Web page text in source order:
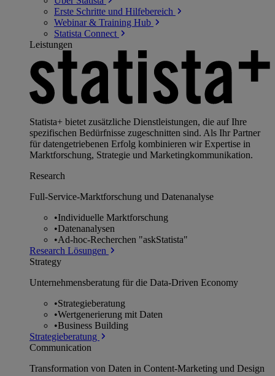
Erste Schritte und Hilfebereich
Webinar & Training Hub
Statista Connect
Leistungen
Statista+ bietet zusätzliche Dienstleistungen, die auf Ihre
spezifischen Bedürfnisse zugeschnitten sind. Als Ihr Partner
für datengetriebenen Erfolg kombinieren wir Expertise in
Marktforschung, Strategie und Marketingkommunikation.
Research
Full-Service-Marktforschung und Datenanalyse
•Individuelle Marktforschung
•Datenanalysen
•Ad-hoc-Recherchen "askStatista"
Research Lösungen
Strategy
Unternehmens­beratung für die Data-Driven Economy
•Strategieberatung
•Wertgenerierung mit Daten
•Business Building
Strategieberatung
Communication
Transformation von Daten in Content-Marketing und Design